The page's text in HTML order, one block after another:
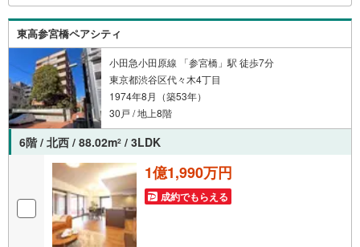
時受け付けております！お気軽にお問い合わせください。
東高参宮橋ペアシティ
小田急小田原線 「参宮橋」駅 徒歩7分
東京都渋谷区代々木4丁目
1974年8月（築53年）
30戸 / 地上8階
6階 / 北西 / 88.02m2 / 3LDK
1億1,990万円
成約でもらえる